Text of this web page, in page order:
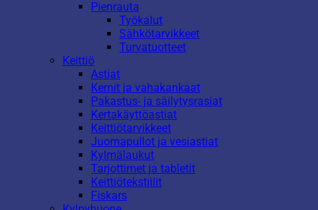
Pienrauta
Työkalut
Sähkötarvikkeet
Turvatuotteet
Keittiö
Astiat
Kernit ja vahakankaat
Pakastus- ja säilytysrasiat
Kertakäyttöastiat
Keittiötarvikkeet
Juomapullot ja vesiastiat
Kylmälaukut
Tarjottimet ja tabletit
Keittiötekstiilit
Fiskars